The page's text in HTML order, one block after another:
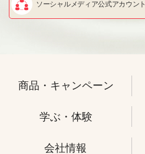
ソーシャルメディア公式アカウント
商品・キャンペーン
学ぶ・体験
会社情報